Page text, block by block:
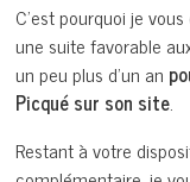
C’est pourquoi je
une suite favorable
un peu plus d’un an
Picqué sur son site.
Restant à votre